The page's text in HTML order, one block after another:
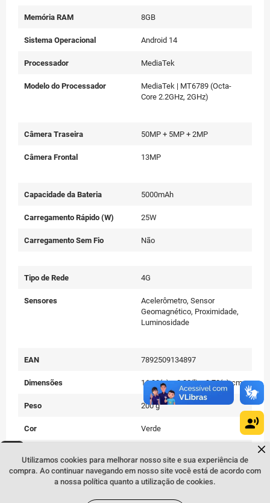
Dúvidas sobre produtos?
Memória RAM 8GB
Sistema Operacional Android 14
Processador MediaTek
Modelo do Processador
MediaTek | MT6789 (Octa-
Core 2.2GHz, 2GHz)
Câmera Traseira 50MP + 5MP + 2MP
Câmera Frontal 13MP
Capacidade da Bateria 5000mAh
Carregamento Rápido (W) 25W
Carregamento Sem Fio Não
Tipo de Rede 4G
Sensores
Acelerômetro, Sensor
Geomagnético, Proximidade,
Luminosidade
EAN 7892509134897
Dimensões 16,30(a) x 8,20(l) x 3,70(c) cm
Peso 200 g
Cor Verde
cabo USB, Extrator de Chip e
manual do usuário
Utilizamos cookies para melhorar nosso site e sua experiência de
compra. Ao continuar navegando em nosso site você está de acordo com
a nossa política quanto a utilização de cookies.